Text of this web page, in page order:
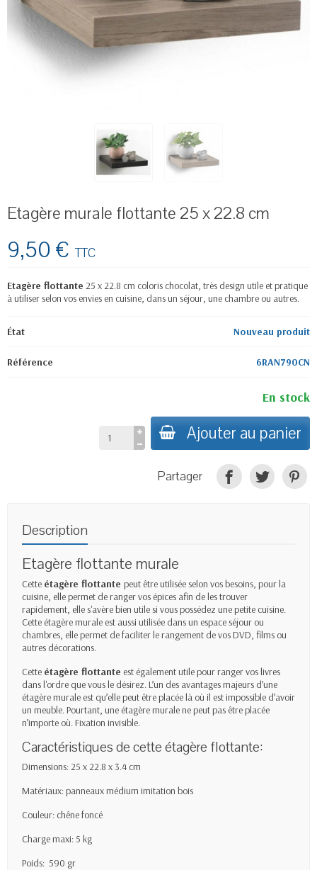
Etagère murale flottante 25 x 22.8 cm
9,50 €TTC
Etagère flottante 25 x 22.8 cm coloris chocolat, très design utile et pratique
à utiliser selon vos envies en cuisine, dans un séjour, une chambre ou autres.
État Nouveau produit
Référence 6RAN790CN
En stock
Ajouter au panier
Partager
Description
Etagère flottante murale
Cette étagère flottante peut être utilisée selon vos besoins, pour la
cuisine, elle permet de ranger vos épices afin de les trouver
rapidement, elle s'avère bien utile si vous possédez une petite cuisine.
Cette étagère murale est aussi utilisée dans un espace séjour ou
chambres, elle permet de faciliter le rangement de vos DVD, films ou
autres décorations.
Cette étagère flottante est également utile pour ranger vos livres
dans l'ordre que vous le désirez. L’un des avantages majeurs d’une
étagère murale est qu’elle peut être placée là où il est impossible d’avoir
un meuble. Pourtant, une étagère murale ne peut pas être placée
n’importe où. Fixation invisible.
Caractéristiques de cette étagère flottante:
Dimensions: 25 x 22.8 x 3.4 cm
Matériaux: panneaux médium imitation bois
Couleur: chêne foncé
Charge maxi: 5 kg
Poids: 590 gr